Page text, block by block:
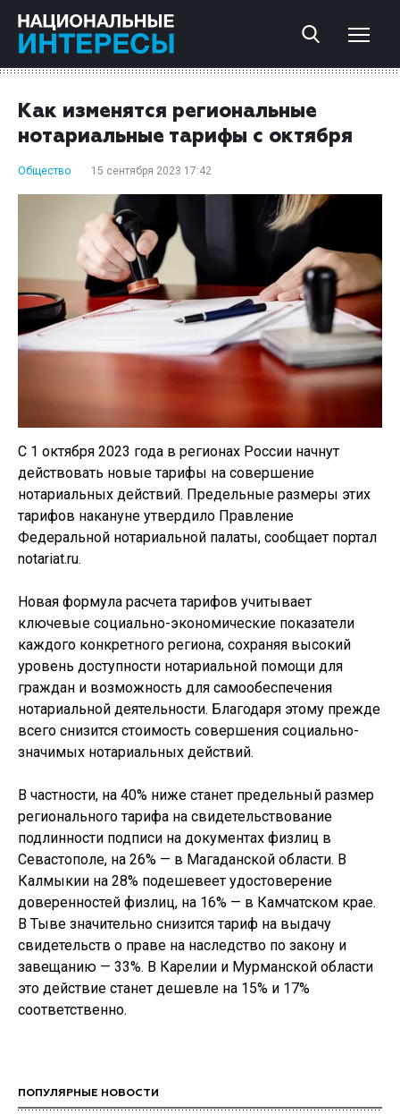
Как изменятся региональные
нотариальные тарифы с октября
Общество 15 сентября 2023 17:42
С 1 октября 2023 года в регионах России начнут
действовать новые тарифы на совершение
нотариальных действий. Предельные размеры этих
тарифов накануне утвердило Правление
Федеральной нотариальной палаты, сообщает портал
notariat.ru.
Новая формула расчета тарифов учитывает
ключевые социально-экономические показатели
каждого конкретного региона, сохраняя высокий
уровень доступности нотариальной помощи для
граждан и возможность для самообеспечения
нотариальной деятельности. Благодаря этому прежде
всего снизится стоимость совершения социально-
значимых нотариальных действий.
В частности, на 40% ниже станет предельный размер
регионального тарифа на свидетельствование
подлинности подписи на документах физлиц в
Севастополе, на 26% — в Магаданской области. В
Калмыкии на 28% подешевеет удостоверение
доверенностей физлиц, на 16% — в Камчатском крае.
В Тыве значительно снизится тариф на выдачу
свидетельств о праве на наследство по закону и
завещанию — 33%. В Карелии и Мурманской области
это действие станет дешевле на 15% и 17%
соответственно.
ПОПУЛЯРНЫЕ НОВОСТИ